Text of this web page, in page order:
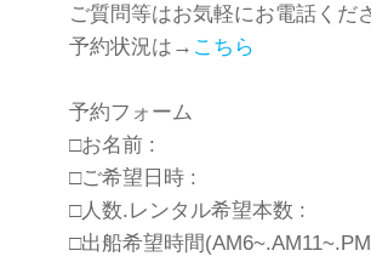
ご質問等はお気軽にお電話くだ
予約状況は→ こちら
予約フォーム
□お名前 :
□ご希望日時 :
□人数.レンタル希望本数 :
□出船希望時間